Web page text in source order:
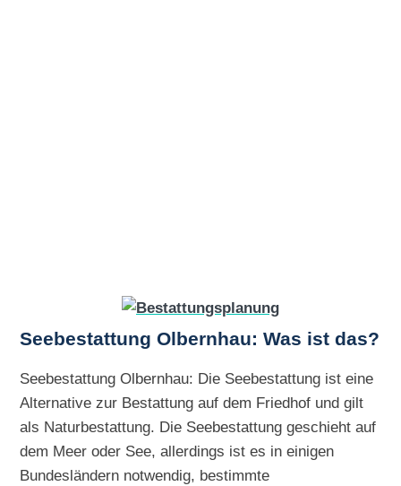
Seebestattung Olbernhau: Was ist das?
Seebestattung Olbernhau: Die Seebestattung ist eine
Alternative zur Bestattung auf dem Friedhof und gilt
als Naturbestattung. Die Seebestattung geschieht auf
dem Meer oder See, allerdings ist es in einigen
Bundesländern notwendig, bestimmte